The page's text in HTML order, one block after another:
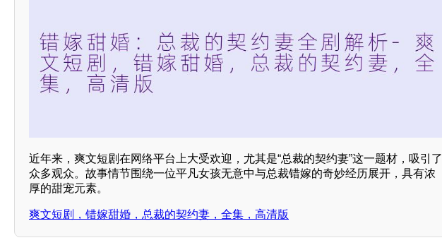
近年来，爽文短剧在网络平台上大受欢迎，尤其是“总裁的契约妻”这一题材，吸引了
众多观众。故事情节围绕一位平凡女孩无意中与总裁错嫁的奇妙经历展开，具有浓
厚的甜宠元素。
爽文短剧，错嫁甜婚，总裁的契约妻，全集，高清版